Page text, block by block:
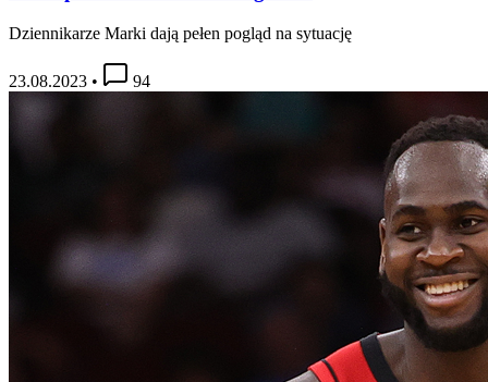
Dziennikarze Marki dają pełen pogląd na sytuację
23.08.2023 • 94